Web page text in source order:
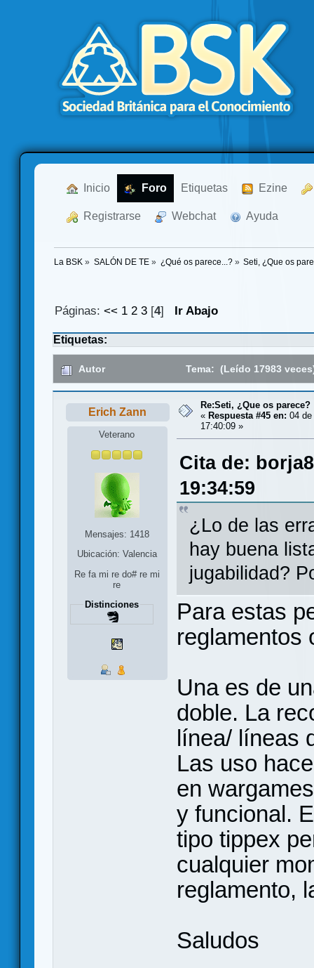
Inicio Foro Etiquetas Ezine
Registrarse Webchat Ayuda
La BSK » SALÓN DE TE » ¿Qué os parece...?» Seti, ¿Que os
Páginas:<< 1 2 3 [4] Ir Abajo
Etiquetas:
Autor Tema: (Leído 17983
Erich Zann
Veterano
Mensajes: 1418
Ubicación: Valencia
Re fa mi re do# re mi
re
Distinciones
Re:Seti, ¿Que os parece?
« Respuesta #45 en: 04
17:40:09 »
Cita de:
19:34:59
¿Lo de las
hay buena
jugabilidad?
Para estas
reglamentos
Una es de
doble. La
línea/ líneas
Las uso
en
y funcional.
tipo tippex
cualquier
reglamento,
Saludos